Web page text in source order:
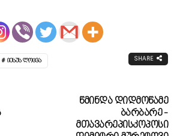
ᲘᲔᲡᲣᲡ ᲚᲝᲪᲕᲐ SHARE
Წმინდა Დიდმოწამე
Ბარბარე -
Მთავარეპისკოპოსი